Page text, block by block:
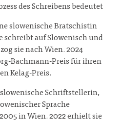
des Schreibens bedeutet
slowenische Bratschistin
schreibt auf Slowenisch und
sie nach Wien. 2024
Bachmann-Preis für ihren
Kelag-Preis.
Schriftstellerin,
Sprache
in Wien. 2022 erhielt sie